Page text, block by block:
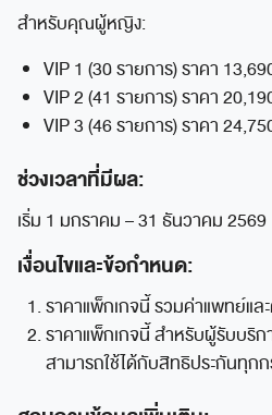
สำหรับคุณผู้หญิง:
VIP 1 (30 รายการ) ​ราคา
VIP 2 (41 รายการ)​ ราคา
VIP 3 (46 รายการ) ราคา
ช่วงเวลาที่มีผล:
เริ่ม 1 มกราคม – 31 ธันวาคม 2569
เงื่อนไขและข้อกำหนด:
ราคาแพ็กเกจนี้ รวมค่าแพทย์แล
ราคาแพ็กเกจนี้ สำหรับผู้รับบริกา
สามารถใช้ได้กับสิทธิประกันทุก